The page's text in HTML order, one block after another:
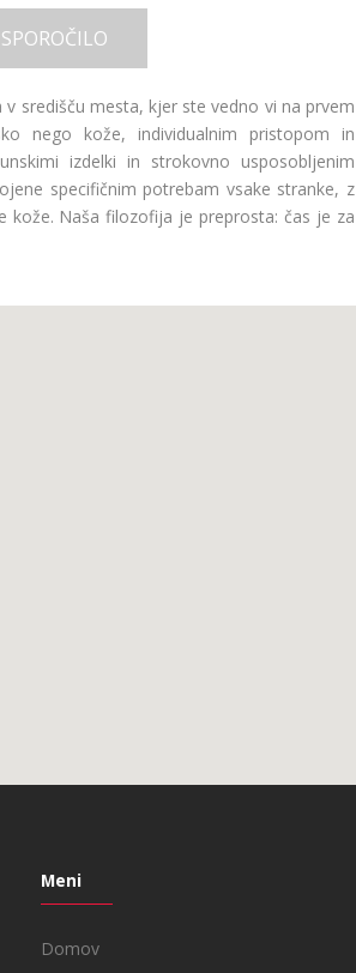
središču mesta, kjer ste vedno vi na prvem
nego kože, individualnim pristopom in
izdelki in strokovno usposobljenim
specifičnim potrebam vsake stranke, z
kože. Naša filozofija je preprosta: čas je za
Meni
Domov